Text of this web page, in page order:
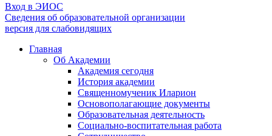
Вход в ЭИОС
Сведения об образовательной организации
версия для слабовидящих
Главная
Об Академии
Академия сегодня
История академии
Священномученик Иларион
Основополагающие документы
Образовательная деятельность
Социально-воспитательная работа